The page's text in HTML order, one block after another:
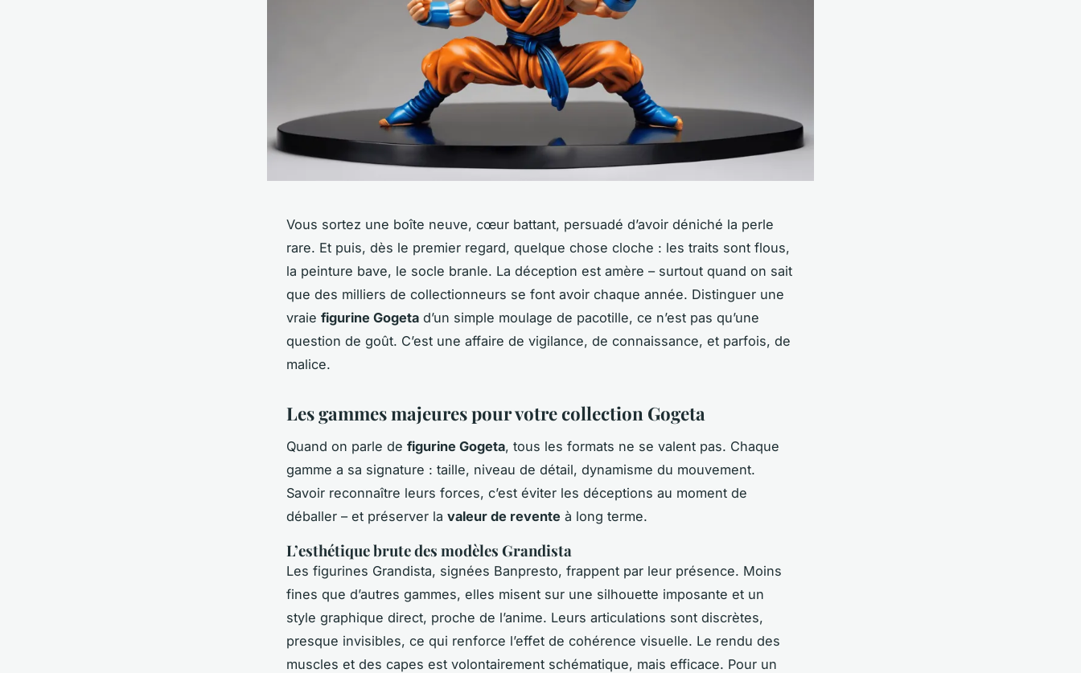
Vous sortez une boîte neuve, cœur battant, persuadé d’avoir déniché la perle
rare. Et puis, dès le premier regard, quelque chose cloche : les traits sont flous,
la peinture bave, le socle branle. La déception est amère – surtout quand on sait
que des milliers de collectionneurs se font avoir chaque année. Distinguer une
vraie figurine Gogeta d’un simple moulage de pacotille, ce n’est pas qu’une
question de goût. C’est une affaire de vigilance, de connaissance, et parfois, de
malice.
Les gammes majeures pour votre collection Gogeta
Quand on parle de figurine Gogeta, tous les formats ne se valent pas. Chaque
gamme a sa signature : taille, niveau de détail, dynamisme du mouvement.
Savoir reconnaître leurs forces, c’est éviter les déceptions au moment de
déballer – et préserver la valeur de revente à long terme.
L’esthétique brute des modèles Grandista
Les figurines Grandista, signées Banpresto, frappent par leur présence. Moins
fines que d’autres gammes, elles misent sur une silhouette imposante et un
style graphique direct, proche de l’anime. Leurs articulations sont discrètes,
presque invisibles, ce qui renforce l’effet de cohérence visuelle. Le rendu des
muscles et des capes est volontairement schématique, mais efficace. Pour un